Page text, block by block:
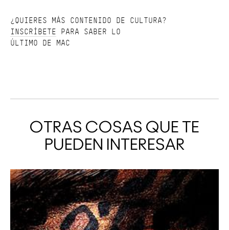
¿QUIERES MÁS CONTENIDO DE CULTURA?
INSCRÍBETE PARA SABER LO
ÚLTIMO DE MAC
OTRAS COSAS QUE TE
PUEDEN INTERESAR